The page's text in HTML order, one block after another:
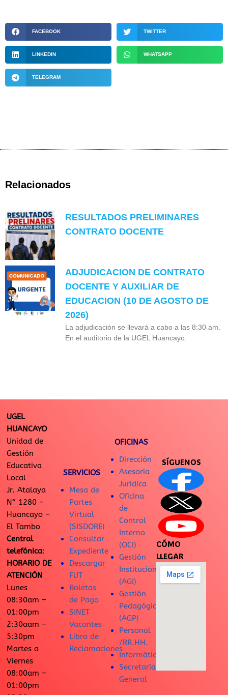
FACEBOOK TWITTER
LINKEDIN WHATSAPP
TELEGRAM
Relacionados
RESULTADOS PRELIMINARES
CONTRATO DOCENTE
ADJUDICACION DE CONTRATO
DOCENTE Y AUXILIAR DE
EDUCACION (10 DE AGOSTO DE
2026)
La adjudicación se llevará a cabo a las 8:30 am.
En el auditorio de la UGEL Huancayo.
UGEL
HUANCAYO
Unidad de
Gestión
Educativa
Local
Jr. Atalaya
N° 1280 –
Huancayo –
El Tambo
Central
telefónica:
HORARIO DE
ATENCIÓN
Lunes
08:30am –
01:00pm
2:30aam –
5:30pm
Martes a
Viernes
08:00am –
01:00pm
SERVICIOS
Mesa de
Partes
Virtual
(SISDORE)
Consultar
Expediente
Descargar
FUT
Boletas
de Pago
SINET
Vacantes
Libro de
Reclamaciones
OFICINAS
Dirección
Asesoría
Jurídica
Oficina
de
Control
Interno
(OCI)
Gestión
Institucional
(AGI)
Gestión
Pedagógica
(AGP)
Personal
/RR.HH.
Informática
Secretaría
General
SÍGUENOS
CÓMO
LLEGAR